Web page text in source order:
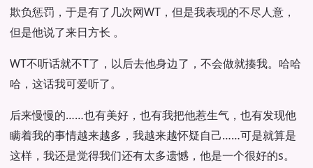
欺负惩罚，于是有了几次网WT，但是我表现的不尽人意，
但是他说了来日方长 。
WT不听话就不T了，以后去他身边了，不会做就揍我。哈哈
哈，这话我可爱听了。
后来慢慢的……也有美好，也有我把他惹生气，也有发现他
瞒着我的事情越来越多，我越来越怀疑自己……可是就算是
这样，我还是觉得我们还有太多遗憾，他是一个很好的s。